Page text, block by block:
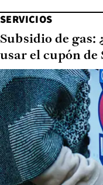
SERVICIOS
Subsidio de gas:
usar el cupón de